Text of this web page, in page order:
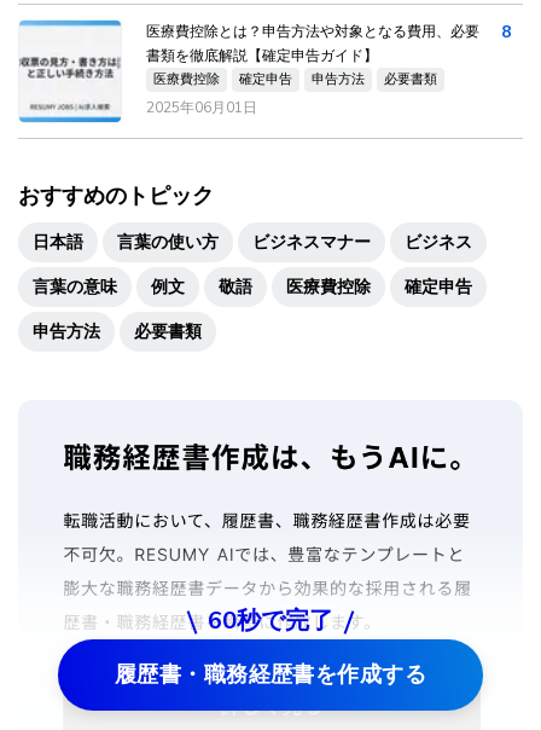
医療費控除とは？申告方法や対象となる費用、必要
書類を徹底解説【確定申告ガイド】
医療費控除 確定申告 申告方法 必要書類
2025年06月01日
8
おすすめのトピック
日本語 言葉の使い方 ビジネスマナー
ビジネス
言葉の意味
例文 敬語 医療費控除
確定申告
申告方法
必要書類
60秒で完了
履歴書・職務経歴書を作成する